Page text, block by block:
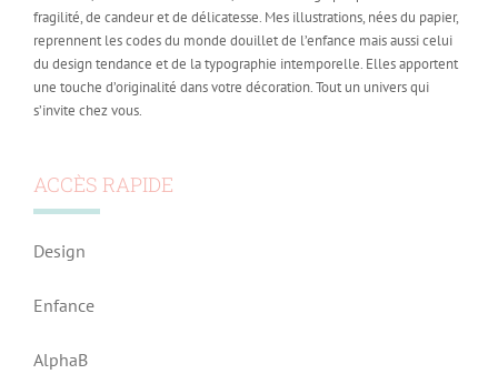
fragilité, de candeur et de délicatesse. Mes illustrations, nées du papier,
reprennent les codes du monde douillet de l’enfance mais aussi celui
du design tendance et de la typographie intemporelle. Elles apportent
une touche d’originalité dans votre décoration. Tout un univers qui
s’invite chez vous.
ACCÈS RAPIDE
Design
Enfance
AlphaB